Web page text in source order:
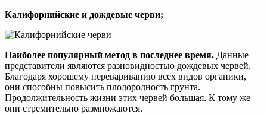
Калифорнийские и дождевые черви;
Наиболее популярный метод в последнее время. Данные
представители являются разновидностью дождевых червей.
Благодаря хорошему перевариванию всех видов органики,
они способны повысить плодородность грунта.
Продолжительность жизни этих червей большая. К тому же
они стремительно размножаются.